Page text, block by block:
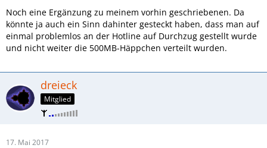
Noch eine Ergänzung zu meinem vorhin geschriebenen. Da
könnte ja auch ein Sinn dahinter gesteckt haben, dass man auf
einmal problemlos an der Hotline auf Durchzug gestellt wurde
und nicht weiter die 500MB-Häppchen verteilt wurden.
dreieck
Mitglied
17. Mai 2017